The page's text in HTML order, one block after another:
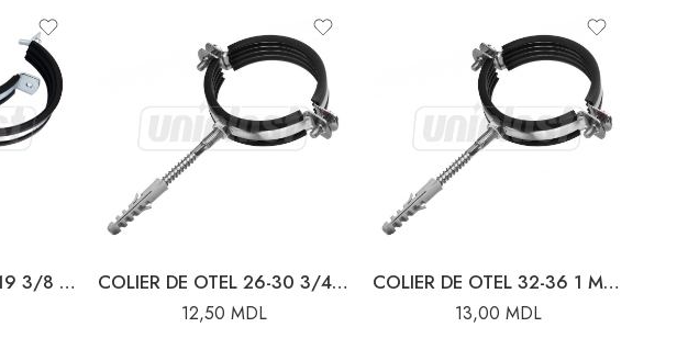
COLIER DE OTEL 16-19 3/8 M8 CU CAUCIUC COLIER DE OTEL 26-30 3/4 M8 CU CAUCIUC
12,50 MDL
COLIER DE OTEL 32-36 1 M8 CU CAUCIUC
13,00 MDL